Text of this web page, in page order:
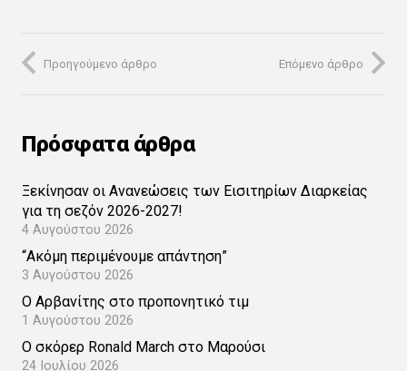
Προηγούμενο άρθρο Επόμενο άρθρο
Πρόσφατα άρθρα
Ξεκίνησαν οι Ανανεώσεις των Εισιτηρίων Διαρκείας
για τη σεζόν 2026-2027!
4 Αυγούστου 2026
“Ακόμη περιμένουμε απάντηση”
3 Αυγούστου 2026
Ο Αρβανίτης στο προπονητικό τιμ
1 Αυγούστου 2026
Ο σκόρερ Ronald March στο Μαρούσι
24 Ιουλίου 2026